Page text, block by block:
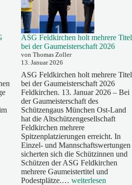
ASG Feldkirchen holt mehrere Titel
bei der Gaumeisterschaft 2026
von Thomas Zoller
13. Januar 2026
ASG Feldkirchen holt mehrere Titel
bei der Gaumeisterschaft 2026
Feldkirchen. 13. Januar 2026 – Bei
der Gaumeisterschaft des
Schützengaus München Ost-Land
hat die Altschützengesellschaft
Feldkirchen mehrere
Spitzenplatzierungen erreicht. In
Einzel- und Mannschaftswertungen
sicherten sich die Schützinnen und
Schützen der ASG Feldkirchen
mehrere Gaumeistertitel und
Podestplätze.… ASG
weiterlesen